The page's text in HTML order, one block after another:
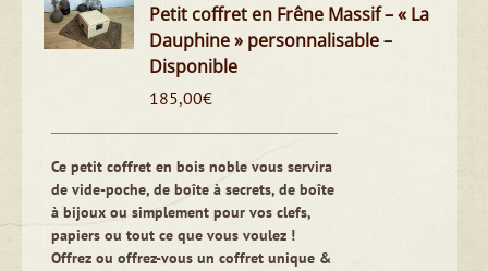
Petit coffret en Frêne Massif – « La
Dauphine » personnalisable –
Disponible
185,00€
Ce petit coffret en bois noble vous servira
de vide-poche, de boîte à secrets, de boîte
à bijoux ou simplement pour vos clefs,
papiers ou tout ce que vous voulez !
Offrez ou offrez-vous un coffret unique &